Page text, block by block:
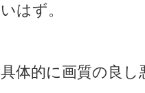
いはず。
具体的に画質の良